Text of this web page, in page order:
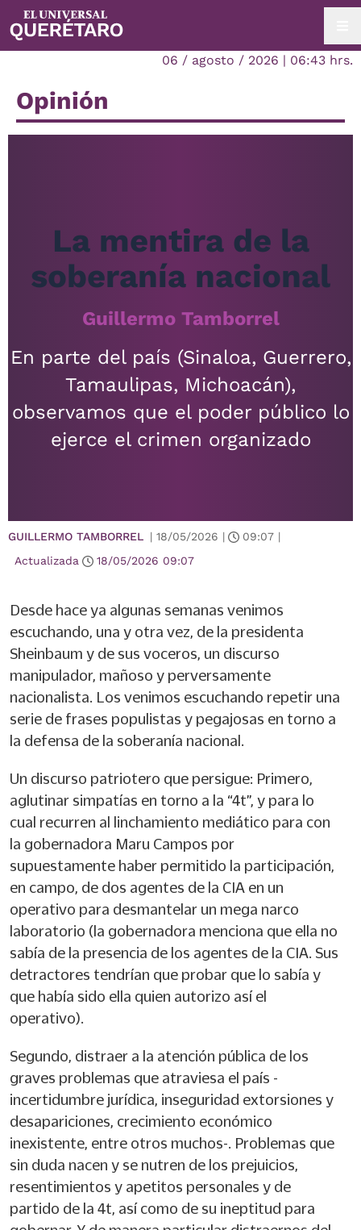
06 / agosto / 2026 | 06:43 hrs.
Opinión
La mentira de la
soberanía nacional
Guillermo Tamborrel
En parte del país (Sinaloa, Guerrero,
Tamaulipas, Michoacán),
observamos que el poder público lo
ejerce el crimen organizado
GUILLERMO TAMBORREL | 18/05/2026 | 09:07 |
Actualizada
18/05/2026 09:07
Desde hace ya algunas semanas venimos
escuchando, una y otra vez, de la presidenta
Sheinbaum y de sus voceros, un discurso
manipulador, mañoso y perversamente
nacionalista. Los venimos escuchando repetir una
serie de frases populistas y pegajosas en torno a
la defensa de la soberanía nacional.
Un discurso patriotero que persigue: Primero,
aglutinar simpatías en torno a la “4t”, y para lo
cual recurren al linchamiento mediático para con
la gobernadora Maru Campos por
supuestamente haber permitido la participación,
en campo, de dos agentes de la CIA en un
operativo para desmantelar un mega narco
laboratorio (la gobernadora menciona que ella no
sabía de la presencia de los agentes de la CIA. Sus
detractores tendrían que probar que lo sabía y
que había sido ella quien autorizo así el
operativo).
Segundo, distraer a la atención pública de los
graves problemas que atraviesa el país -
incertidumbre jurídica, inseguridad extorsiones y
desapariciones, crecimiento económico
inexistente, entre otros muchos-. Problemas que
sin duda nacen y se nutren de los prejuicios,
resentimientos y apetitos personales y de
partido de la 4t, así como de su ineptitud para